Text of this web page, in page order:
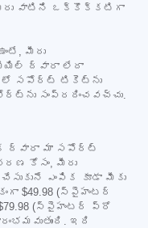
మీరు వాటిని ఒక్కొక్కటిగా
మీరు
ద్వారా లేదా
సపోర్ట్ టికెట్‌ను
సంప్రదించవచ్చు.
ద్వారా మా సపోర్ట్
కోసం, మీరు
ఎంపిక కూడా మీకు
$49.98 (స్పైహంటర్
(స్పైహంటర్ ప్రో
ఇది